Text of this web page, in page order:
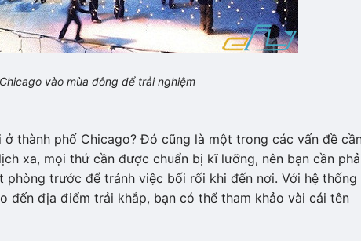
vào mùa đông để trải nghiệm
thành phố Chicago? Đó cũng là một trong các vấn đề
xa, mọi thứ cần được chuẩn bị kĩ lưỡng, nên bạn cần
trước để tránh việc bối rối khi đến nơi. Với hệ thống
đến địa điểm trải khắp, bạn có thể tham khảo vài cái tên